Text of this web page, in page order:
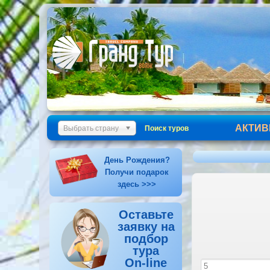
Выбрать страну Поиск туров
День Рождения?
Получи подарок
здесь >>>
Оставьте
заявку на
подбор
тура
On-line